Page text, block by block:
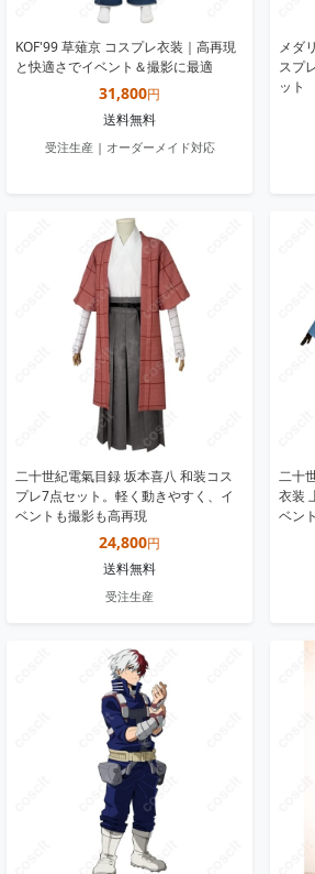
KOF'99 草薙京 コスプレ衣装｜高再現
と快適さでイベント＆撮影に最適
31,800円
送料無料
受注生産 | オーダーメイド対応
メダ
スプ
ット
二十世紀電氣目録 坂本喜八 和装コス
プレ7点セット。軽く動きやすく、イ
ベントも撮影も高再現
24,800円
送料無料
受注生産
二十
衣装
ベン